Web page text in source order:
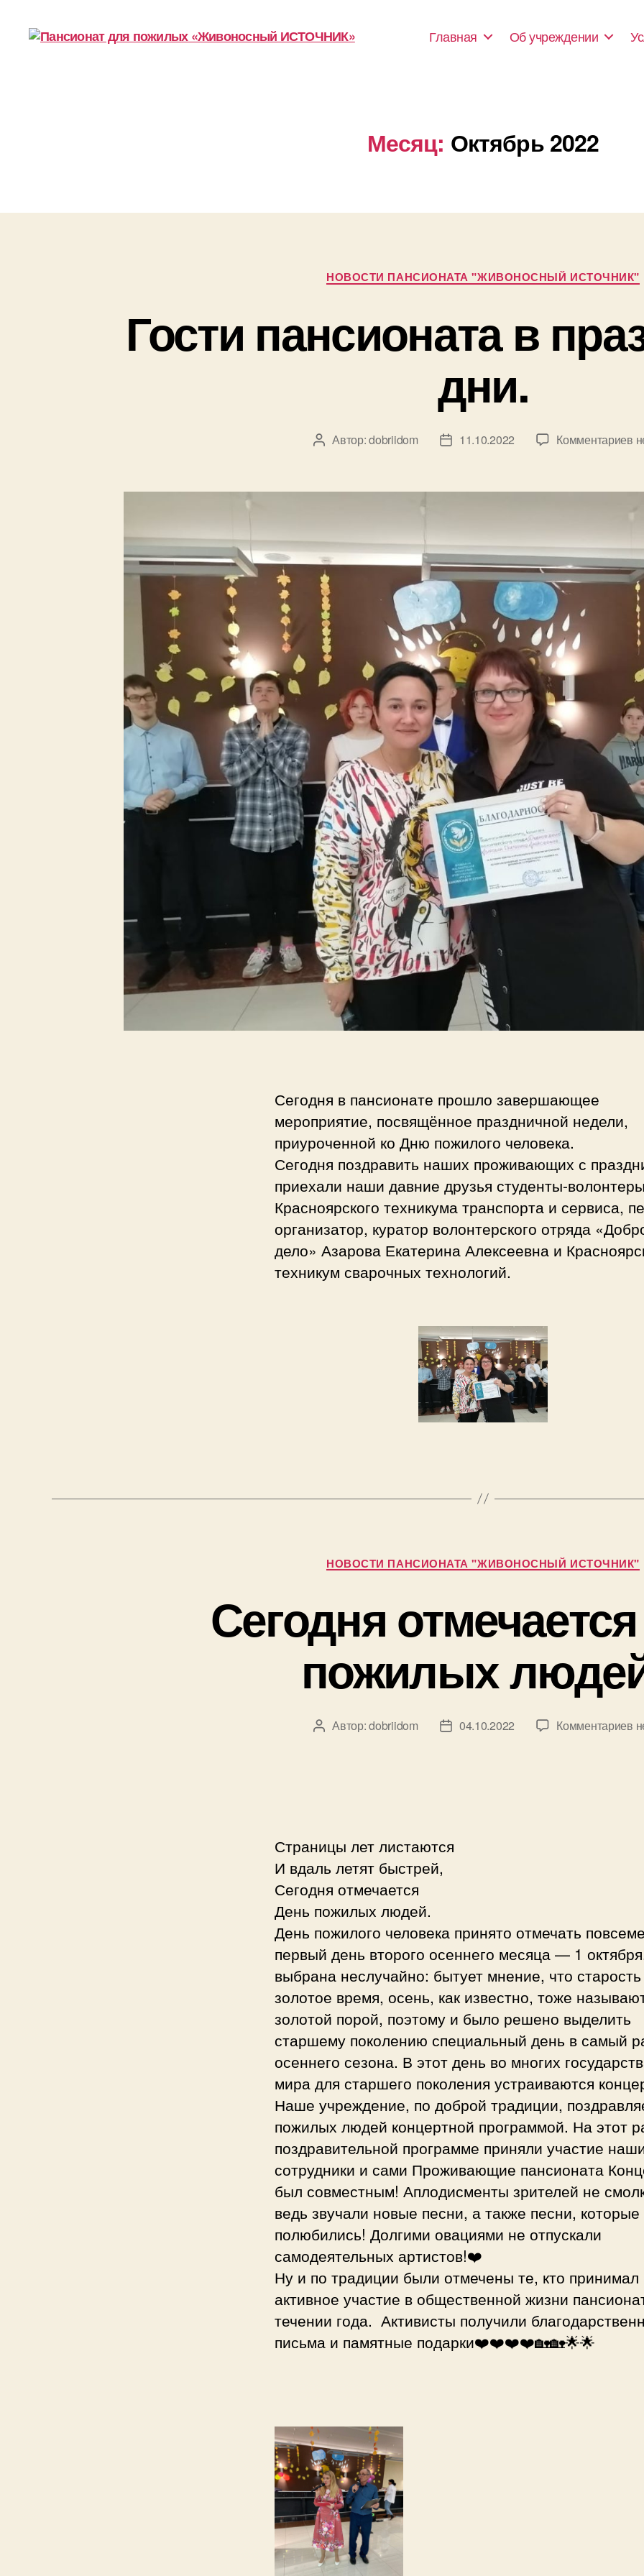
Главная Об учреждении
Месяц: Октябрь 2022
Рубрики
НОВОСТИ ПАНСИОНАТА "ЖИВОНОСНЫЙ ИСТОЧНИК"
Гости пансионата в
дни.
Автор
Автор:dobriidom
Дата11.10.2022 Комментариевк
Сегодня в пансионате прошло завершающее
мероприятие, посвящённое праздничной недели,
приуроченной ко Дню пожилого человека.
Сегодня поздравить наших проживающих с
приехали наши давние друзья студенты-волонтеры
Красноярского техникума транспорта и сервиса,
организатор, куратор волонтерского отряда
дело» Азарова Екатерина Алексеевна и
техникум сварочных технологий.
Рубрики
НОВОСТИ ПАНСИОНАТА "ЖИВОНОСНЫЙ ИСТОЧНИК"
Сегодня
пожилых
Автор
Автор:dobriidom
Дата04.10.2022 Комментариевк
Страницы лет листаются
И вдаль летят быстрей,
Сегодня отмечается
День пожилых людей.
День пожилого человека принято отмечать
первый день второго осеннего месяца — 1
выбрана неслучайно: бытует мнение, что
золотое время, осень, как известно, тоже
золотой порой, поэтому и было решено выделить
старшему поколению специальный день в самый
осеннего сезона. В этот день во многих
мира для старшего поколения устраиваются
Наше учреждение, по доброй традиции,
пожилых людей концертной программой. На этот
поздравительной программе приняли участие
сотрудники и сами Проживающие пансионата
был совместным! Аплодисменты зрителей не
ведь звучали новые песни, а также песни,
полюбились! Долгими овациями не отпускали
самодеятельных артистов!❤️
Ну и по традиции были отмечены те, кто принимал
активное участие в общественной жизни
течении года. Активисты получили
письма и памятные подарки❤️❤️❤️❤️🏡🏡🌟🌟